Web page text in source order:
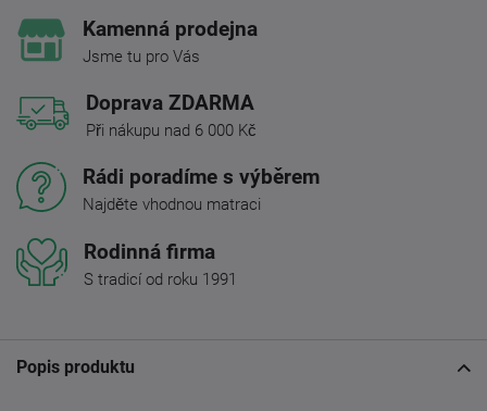
Kamenná prodejna
Jsme tu pro Vás
Doprava ZDARMA
Při nákupu nad 6 000 Kč
Rádi poradíme s výběrem
Najděte vhodnou matraci
Rodinná firma
S tradicí od roku 1991
Popis produktu